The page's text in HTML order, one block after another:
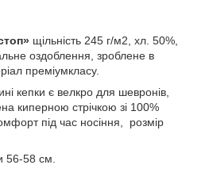
щільність 245 г/м2, хл. 50%,
оздоблення, зроблене в
преміумкласу.
кепки є велкро для шевронів,
киперною стрічкою зі 100%
під час носіння, розмір
56-58 см.